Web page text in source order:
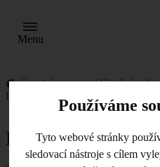
Používáme
Tyto webové stránky
sledovací nástroje s cílem
Menu
Úvodní strana
Užitečné
Další výtvarné techniky
Další výtvarné